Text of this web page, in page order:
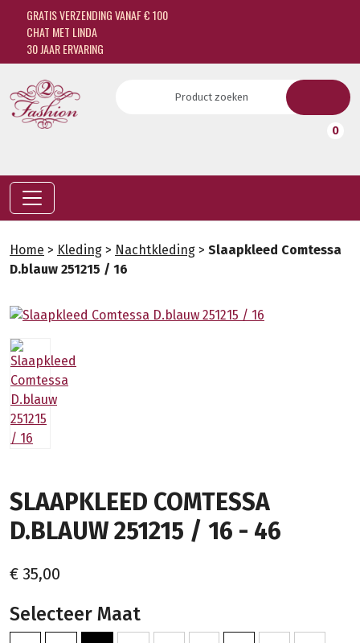
GRATIS VERZENDING VANAF € 100
CHAT MET LINDA
30 JAAR ERVARING
0
Home > Kleding > Nachtkleding > Slaapkleed Comtessa
D.blauw 251215 / 16
SLAAPKLEED COMTESSA
D.BLAUW 251215 / 16 - 46
€ 35,00
Selecteer Maat